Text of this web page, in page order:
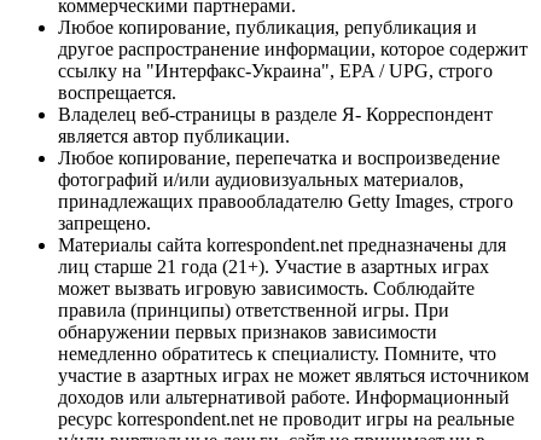
коммерческими партнерами.
Любое копирование, публикация, републикация и
другое распространение информации, которое содержит
ссылку на "Интерфакс-Украина", EPA / UPG, строго
воспрещается.
Владелец веб-страницы в разделе Я- Корреспондент
является автор публикации.
Любое копирование, перепечатка и воспроизведение
фотографий и/или аудиовизуальных материалов,
принадлежащих правообладателю Getty Images, строго
запрещено.
Материалы сайта korrespondent.net предназначены для
лиц старше 21 года (21+). Участие в азартных играх
может вызвать игровую зависимость. Соблюдайте
правила (принципы) ответственной игры. При
обнаружении первых признаков зависимости
немедленно обратитесь к специалисту. Помните, что
участие в азартных играх не может являться источником
доходов или альтернативой работе. Информационный
ресурс korrespondent.net не проводит игры на реальные